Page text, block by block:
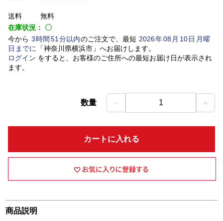
送料
無料
在庫状況： 〇
今から 3時間 51 分以内のご注文で、最短 2026年08 月 10日月曜
日 までに 「神奈川県横浜市」 へお届けします。
ログイン をすると、お客様のご住所への最短お届け日が表示され
ます。
数量 － 1 ＋
カートに入れる
商品説明